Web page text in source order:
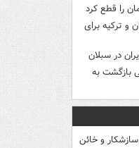
را قطع کرد
و ترکیه برای
در سبلان
بازگشت به
و خائن